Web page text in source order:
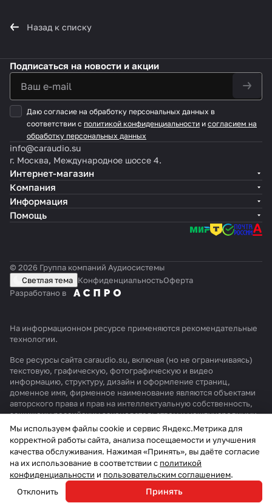
Назад к списку
В корзину
Подписаться на новости и акции
Даю согласие на обработку персональных данных в
соответствии с политикой конфиденциальности и согласием на
обработку персональных данных
info@caraudio.su
г. Москва, Международное шоссе 4.
Интернет-магазин
Компания
Информация
Помощь
© 2026 Группа компаний Аудиосистемы
Светлая тема КонфиденциальностьОферта
Разработано в
На информационном ресурсе применяются рекомендательные
технологии.
Все ресурсы сайта caraudio.su, включая (но не ограничиваясь)
текстовую, графическую, фотографическую и видео
информацию, структуру, дизайн и оформление страниц,
доменное имя, фирменное наименование являются объектами
авторского права и прав на интеллектуальную собственность,
защищены российским законодательством и международными
соглашениями об охране авторских прав.Читать далее
Мы используем файлы cookie и сервис Яндекс.Метрика для
корректной работы сайта, анализа посещаемости и улучшения
качества обслуживания. Нажимая «Принять», вы даёте согласие
на их использование в соответствии с политикой
конфиденциальности и пользовательским соглашением.
Отклонить
Принять